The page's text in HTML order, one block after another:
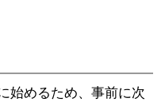
始めるため、事前に次